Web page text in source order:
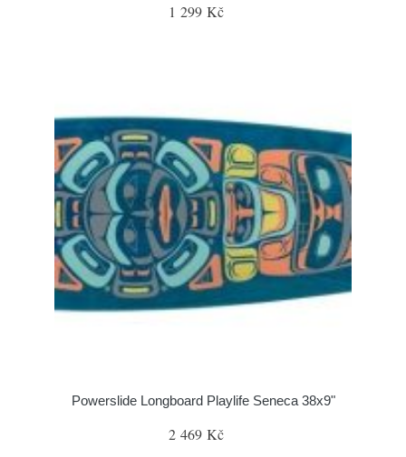
1 299 Kč
Powerslide Longboard Playlife Seneca 38x9"
2 469 Kč